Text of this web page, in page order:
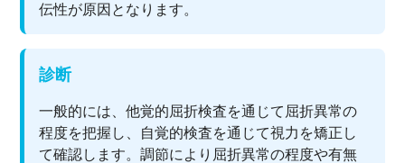
伝性が原因となります。
診断
一般的には、他覚的屈折検査を通じて屈折異常の
程度を把握し、自覚的検査を通じて視力を矯正し
て確認します。調節により屈折異常の程度や有無